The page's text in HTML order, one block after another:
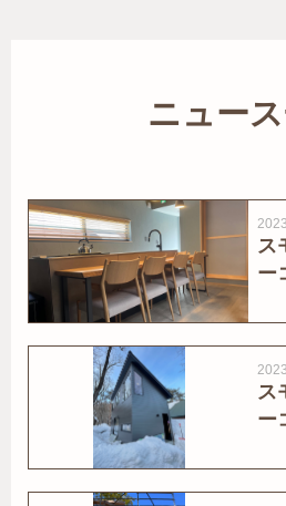
ニュー
ス
ー
ス
ー